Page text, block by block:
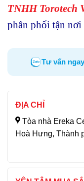
TNHH Torotech
phân phối tận nơi
Tư vấn ngay
ĐỊA CHỈ
Tòa nhà Ereka
Hoà Hưng, Thành